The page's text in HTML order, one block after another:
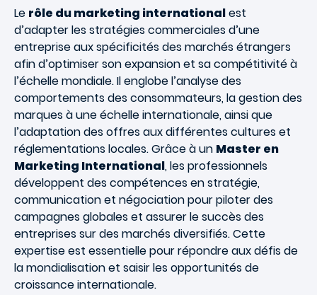
Le rôle du marketing internationalest
d’adapter les stratégies commerciales d’une
entreprise aux spécificités des marchés étrangers
afin d’optimiser son expansion et sa compétitivité à
l’échelle mondiale. Il englobe l’analyse des
comportements des consommateurs, la gestion des
marques à une échelle internationale, ainsi que
l’adaptation des offres aux différentes cultures et
réglementations locales. Grâce à un Master en
Marketing International, les professionnels
développent des compétences en stratégie,
communication et négociation pour piloter des
campagnes globales et assurer le succès des
entreprises sur des marchés diversifiés. Cette
expertise est essentielle pour répondre aux défis de
la mondialisation et saisir les opportunités de
croissance internationale.